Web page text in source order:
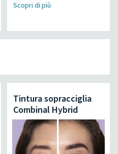
Scopri di più
Tintura sopracciglia
Combinal Hybrid